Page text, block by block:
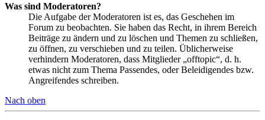
Was sind Moderatoren?
Die Aufgabe der Moderatoren ist es, das Geschehen im
Forum zu beobachten. Sie haben das Recht, in ihrem Bereich
Beiträge zu ändern und zu löschen und Themen zu schließen,
zu öffnen, zu verschieben und zu teilen. Üblicherweise
verhindern Moderatoren, dass Mitglieder „offtopic“, d. h.
etwas nicht zum Thema Passendes, oder Beleidigendes bzw.
Angreifendes schreiben.
Nach oben